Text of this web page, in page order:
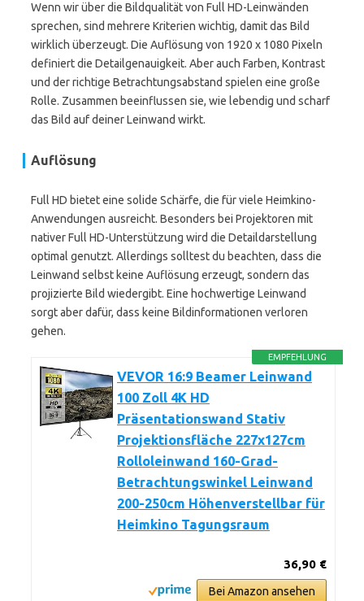
Wenn wir über die Bildqualität von Full HD-Leinwänden
sprechen, sind mehrere Kriterien wichtig, damit das Bild
wirklich überzeugt. Die Auflösung von 1920 x 1080 Pixeln
definiert die Detailgenauigkeit. Aber auch Farben, Kontrast
und der richtige Betrachtungsabstand spielen eine große
Rolle. Zusammen beeinflussen sie, wie lebendig und scharf
das Bild auf deiner Leinwand wirkt.
Auflösung
Full HD bietet eine solide Schärfe, die für viele Heimkino-
Anwendungen ausreicht. Besonders bei Projektoren mit
nativer Full HD-Unterstützung wird die Detaildarstellung
optimal genutzt. Allerdings solltest du beachten, dass die
Leinwand selbst keine Auflösung erzeugt, sondern das
projizierte Bild wiedergibt. Eine hochwertige Leinwand
sorgt aber dafür, dass keine Bildinformationen verloren
gehen.
EMPFEHLUNG
VEVOR 16:9 Beamer Leinwand
100 Zoll 4K HD
Präsentationswand Stativ
Projektionsfläche 227x127cm
Rolloleinwand ​160-Grad-
Betrachtungswinkel Leinwand
200-250cm Höhenverstellbar für
Heimkino Tagungsraum
36,90 €
Bei Amazon ansehen